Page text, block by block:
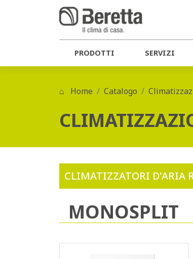
PRODOTTI SERVIZI
Home Catalogo
CLIMATIZZATORI D'ARIA
MONOSPLIT